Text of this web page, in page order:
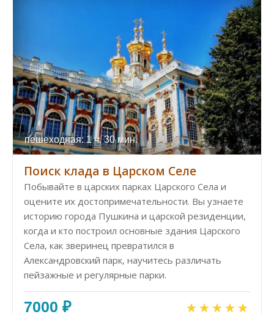
пешеходная: 1 ч. 30 мин.
Поиск клада в Царском Селе
Побывайте в царских парках Царского Села и
оцените их достопримечательности. Вы узнаете
историю города Пушкина и царской резиденции,
когда и кто построил основные здания Царского
Села, как зверинец превратился в
Александровский парк, научитесь различать
пейзажные и регулярные парки.
7000 ₽